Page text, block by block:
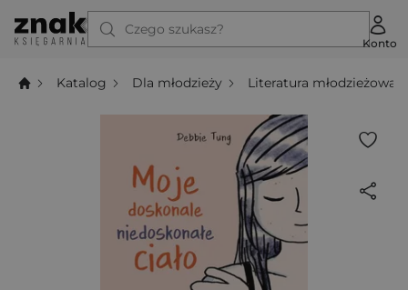
Czego szukasz?
Konto
Katalog Dla młodzieży Literatura młodzieżowa